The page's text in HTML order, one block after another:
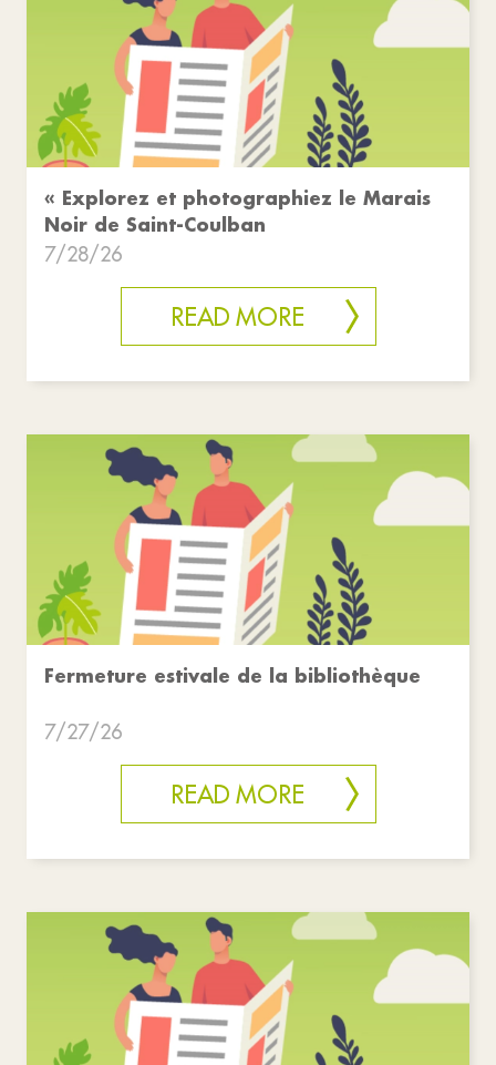
« Explorez et photographiez le Marais
Noir de Saint-Coulban
7/28/26
READ MORE
Fermeture estivale de la bibliothèque
7/27/26
READ MORE